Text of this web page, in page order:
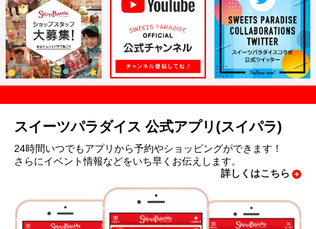
スイーツパラダイス 公式アプリ(スイパラ)
24時間いつでもアプリから予約やショッピングができます！
さらにイベント情報などをいち早くお伝えします。
詳しくはこちら